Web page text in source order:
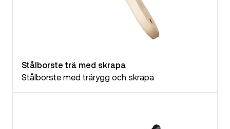
Stålborste trä med skrapa
Stålborste med trärygg och skrapa